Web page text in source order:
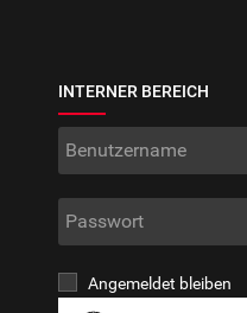
INTERNER BEREICH
Angemeldet bleiben